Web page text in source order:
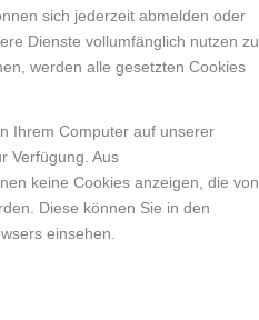
sich jederzeit abmelden oder
Dienste vollumfänglich nutzen zu
werden alle gesetzten Cookies
Ihrem Computer auf unserer
Verfügung. Aus
keine Cookies anzeigen, die von
Diese können Sie in den
einsehen.